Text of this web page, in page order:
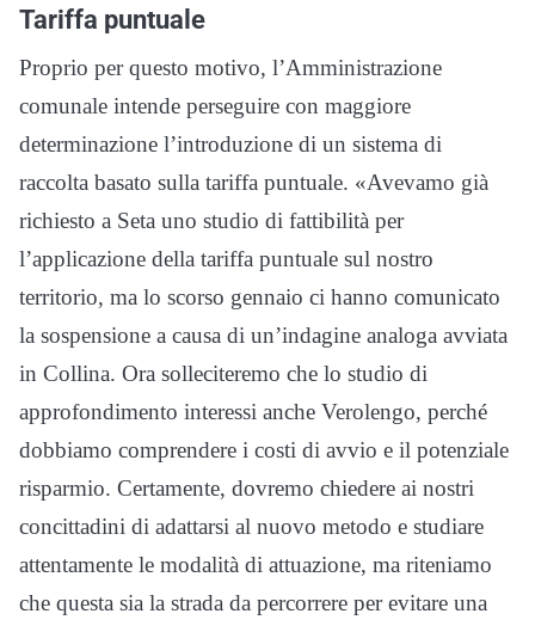
Tariffa puntuale
Proprio per questo motivo, l’Amministrazione
comunale intende perseguire con maggiore
determinazione l’introduzione di un sistema di
raccolta basato sulla tariffa puntuale. «Avevamo già
richiesto a Seta uno studio di fattibilità per
l’applicazione della tariffa puntuale sul nostro
territorio, ma lo scorso gennaio ci hanno comunicato
la sospensione a causa di un’indagine analoga avviata
in Collina. Ora solleciteremo che lo studio di
approfondimento interessi anche Verolengo, perché
dobbiamo comprendere i costi di avvio e il potenziale
risparmio. Certamente, dovremo chiedere ai nostri
concittadini di adattarsi al nuovo metodo e studiare
attentamente le modalità di attuazione, ma riteniamo
che questa sia la strada da percorrere per evitare una